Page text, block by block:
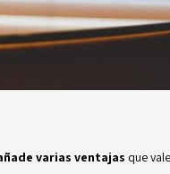
varias ventajas que